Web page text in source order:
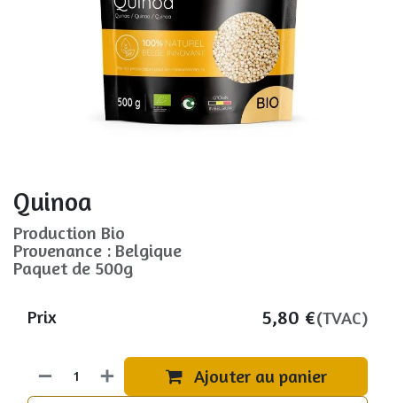
Quinoa
Production Bio
Provenance : Belgique
Paquet de 500g
Ajouter au panier
Prix 5,80 €(TVAC)